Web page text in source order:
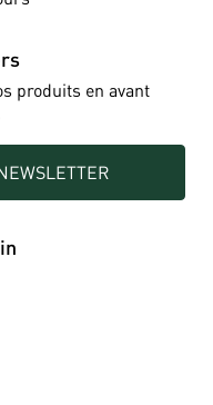
produits en avant